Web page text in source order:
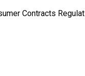
Contracts